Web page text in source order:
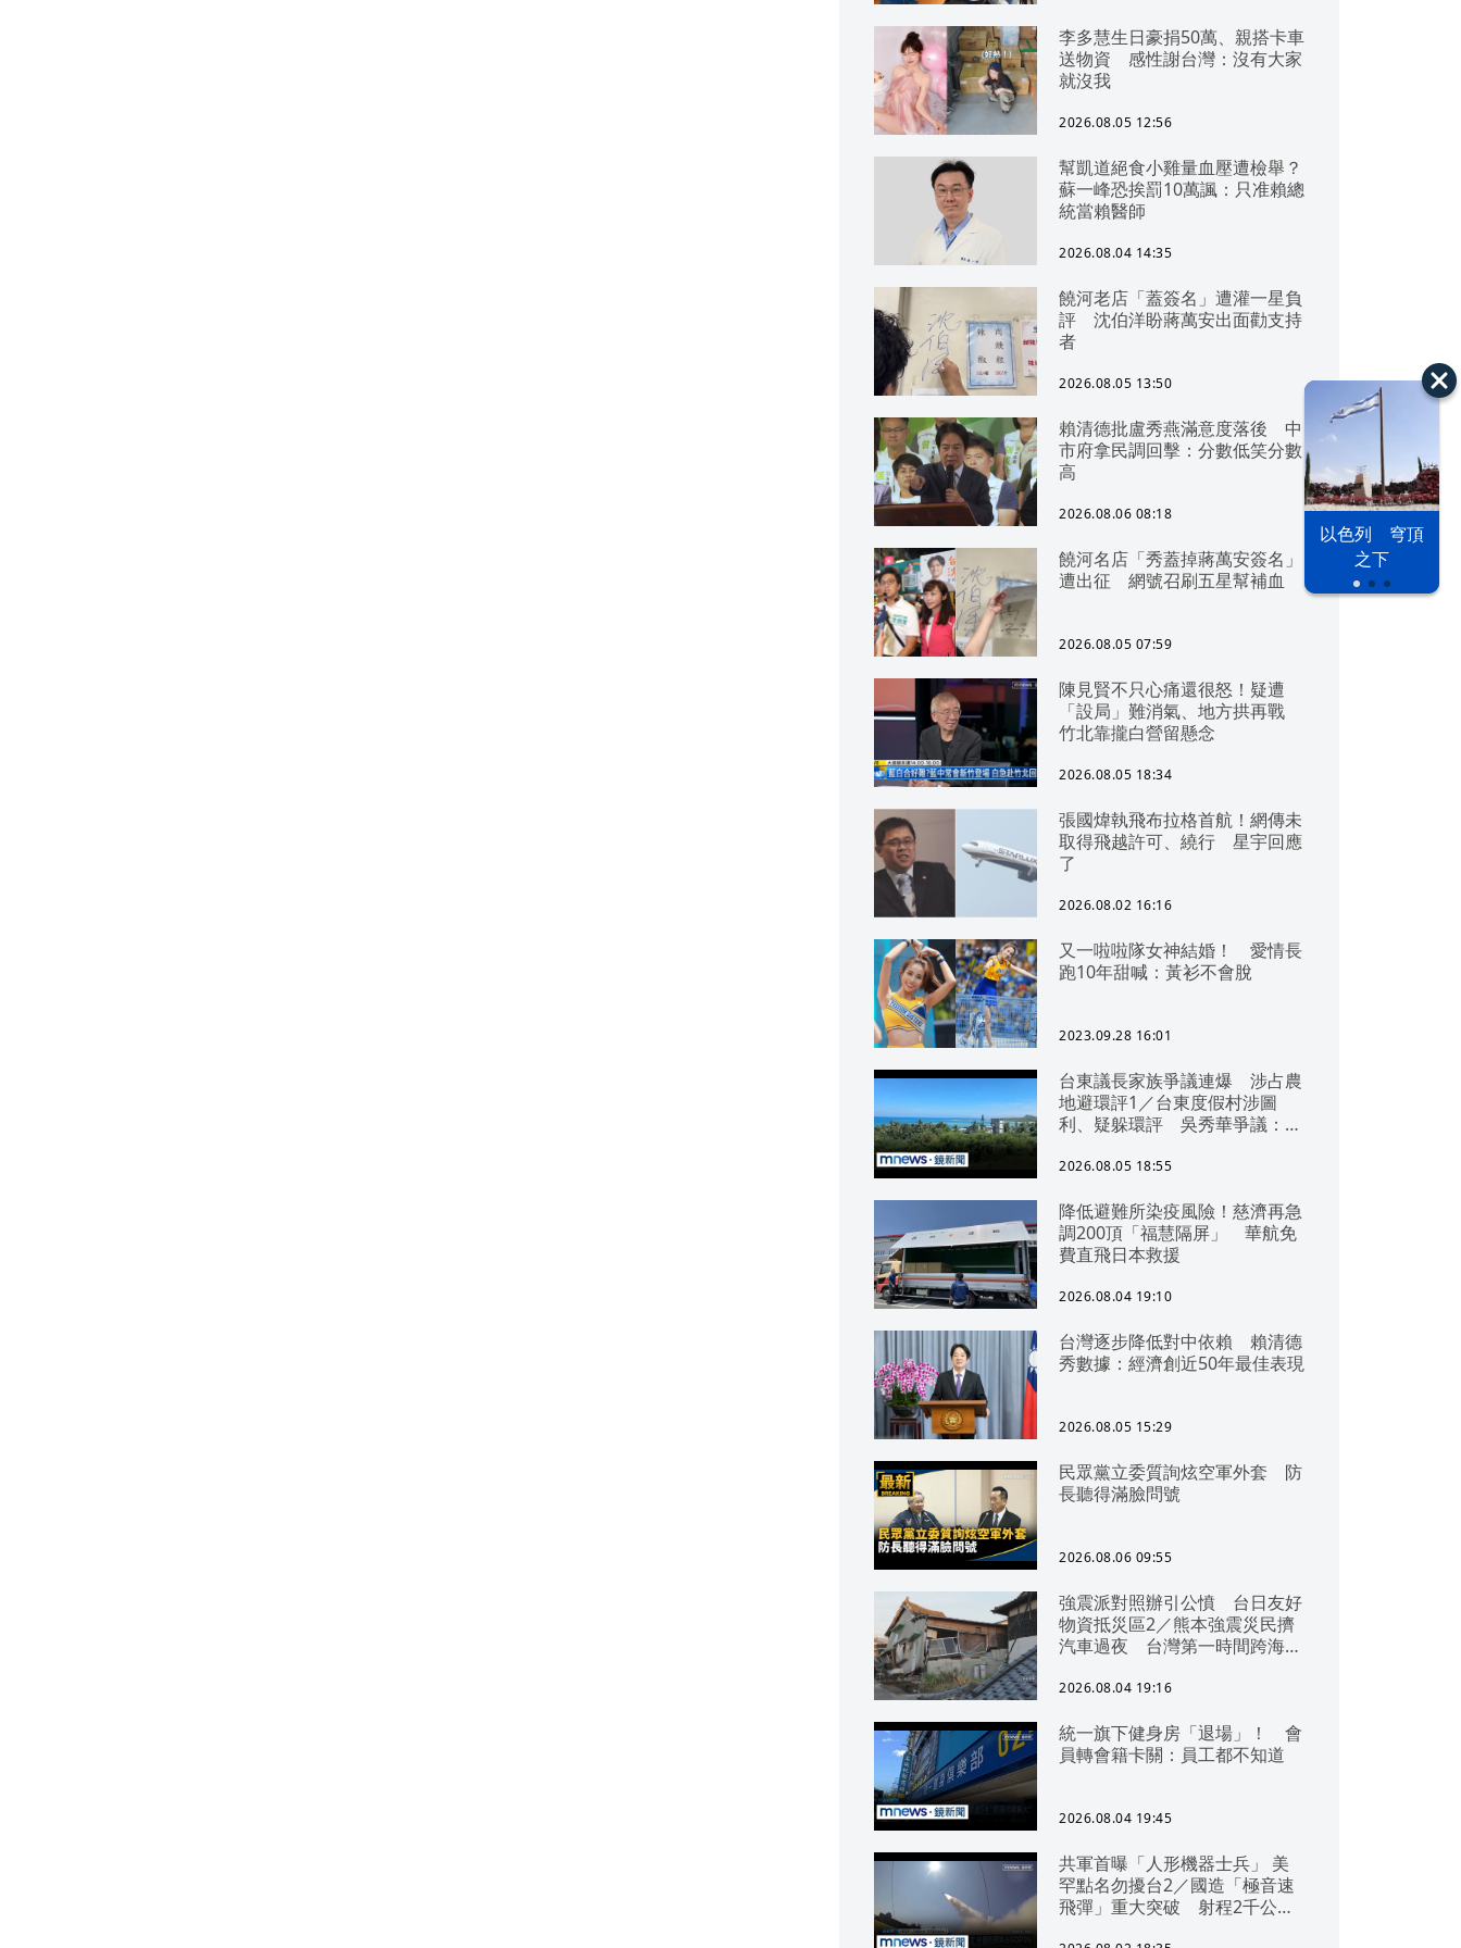
以色列 穹頂
之下
李多慧生日豪捐50萬、親搭卡車
送物資 感性謝台灣：沒有大家
就沒我
2026.08.05 12:56
幫凱道絕食小雞量血壓遭檢舉？
蘇一峰恐挨罰10萬諷：只准賴總
統當賴醫師
2026.08.04 14:35
饒河老店「蓋簽名」遭灌一星負
評 沈伯洋盼蔣萬安出面勸支持
者
2026.08.05 13:50
賴清德批盧秀燕滿意度落後 中
市府拿民調回擊：分數低笑分數
高
2026.08.06 08:18
饒河名店「秀蓋掉蔣萬安簽名」
遭出征 網號召刷五星幫補血
2026.08.05 07:59
陳見賢不只心痛還很怒！疑遭
「設局」難消氣、地方拱再戰
竹北靠攏白營留懸念
2026.08.05 18:34
張國煒執飛布拉格首航！網傳未
取得飛越許可、繞行 星宇回應
了
2026.08.02 16:16
又一啦啦隊女神結婚！ 愛情長
跑10年甜喊：黃衫不會脫
2023.09.28 16:01
台東議長家族爭議連爆 涉占農
地避環評1／台東度假村涉圖
利、疑躲環評 吳秀華爭議：概
2026.08.05 18:55
降低避難所染疫風險！慈濟再急
調200頂「福慧隔屏」 華航免
費直飛日本救援
2026.08.04 19:10
台灣逐步降低對中依賴 賴清德
秀數據：經濟創近50年最佳表現
2026.08.05 15:29
民眾黨立委質詢炫空軍外套 防
長聽得滿臉問號
2026.08.06 09:55
強震派對照辦引公憤 台日友好
物資抵災區2／熊本強震災民擠
汽車過夜 台灣第一時間跨海急
2026.08.04 19:16
統一旗下健身房「退場」！ 會
員轉會籍卡關：員工都不知道
2026.08.04 19:45
共軍首曝「人形機器士兵」 美
罕點名勿擾台2／國造「極音速
飛彈」重大突破 射程2千公里